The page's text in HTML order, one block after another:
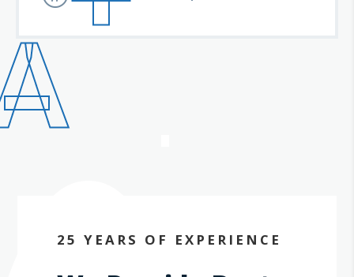
25 YEARS OF EXPERIENCE